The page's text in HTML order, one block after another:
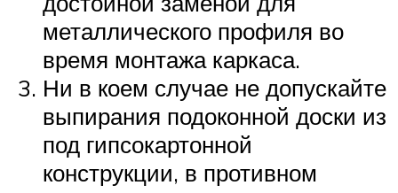
металлического профиля во
время монтажа каркаса.
Ни в коем случае не допускайте
выпирания подоконной доски из
под гипсокартонной
конструкции, в противном